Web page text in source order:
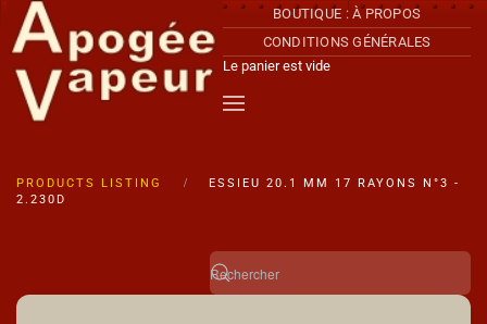
Accéder au contenu principal
BOUTIQUE : À PROPOS
CONDITIONS GÉNÉRALES
Le panier est vide
PRODUCTS LISTING
ESSIEU 20.1 MM 17 RAYONS N°3 -
2.230D